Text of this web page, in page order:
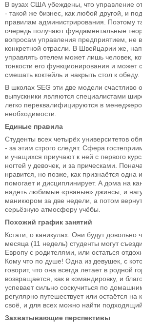
В вузах США убеждены, что управление
- такой же бизнес, как любой другой, и
правилам администрирования. Поэтому
очередь получают фундаментальные
вопросам управления предприятием, не
конкретной отрасли. В Швейцарии же,
управлять отелем может лишь человек,
тонкости его функционирования и
смешать коктейль и накрыть стол к обеду.
В школах SEG эти две модели счастливо
выпускники являются специалистами
легко переквалифицируются в
необходимости.
Единые правила
Студенты всех четырёх университетов
- за этим строго следят. Сфера
и учащихся приучают к ней с первого
ногтей у девочек, и за прическами.
нравится, но позже, как признаётся одна
помогает и дисциплинирует. А дома на
надеть любимые «рваные» джинсы, и
маникюром за две недели, а потом
серьёзную атмосферу учёбы.
Похожий график занятий
Кстати, о каникулах. Они будут
месяца (11 недель) студенты могут
Европу с родителями, или остаться
Кому что по душе! Одна из девушек, с
говорит, что она всегда летает в родной
возвращается, как в командировку, и
успевает сильно соскучиться по
регулярно путешествует или остаётся
своё, и для всех можно найти
Захватывающие перспективы